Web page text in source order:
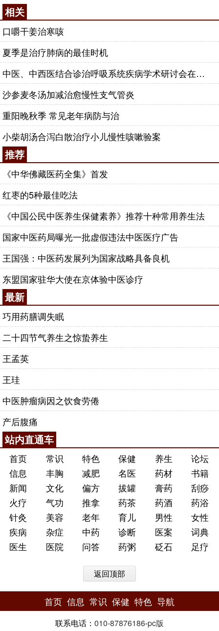
相关
口嚼干姜治寒咳
夏季是治疗肺病的最佳时机
中医、中西医结合诊治呼吸系统疾病学术研讨会在京举办
沙参麦冬汤加减治愈慢性支气管炎
重阳晚秋季 常见老年病防与治
小柴胡汤合泻白散治疗小儿慢性咳嗽验案
推荐
《中华佛藏医药全集》首发
红枣的5种最佳吃法
《中国公民中医养生保健素养》推荐十种常用养生法
国家中医药局曝光一批虚假违法中医医疗广告
王国强：中医药发展列为国家战略具备良机
东盟国家驻华大使在京体验中医诊疗
最新
巧用药膳调失眠
二十四节气养生之惊蛰养生
王孟英
王珪
中医肿瘤病因之饮食劳倦
产后腹痛
站内直通车
首页 常识 特色 保健 养生
论坛
信息
丰胸 减肥 名医 药材
书籍
新闻
文化 偏方 拔罐 膏药
刮痧
火疗
气功 推拿 药茶 药酒
药浴
针灸
美容 老年 育儿 男性
女性
疾病
杂症 中药 诊断 医案
词典
医生
医院 问答 药粥 砭石 足疗
返回顶部
首页 信息 常识 保健 特色 导航
联系电话： 010-87876186-pc版